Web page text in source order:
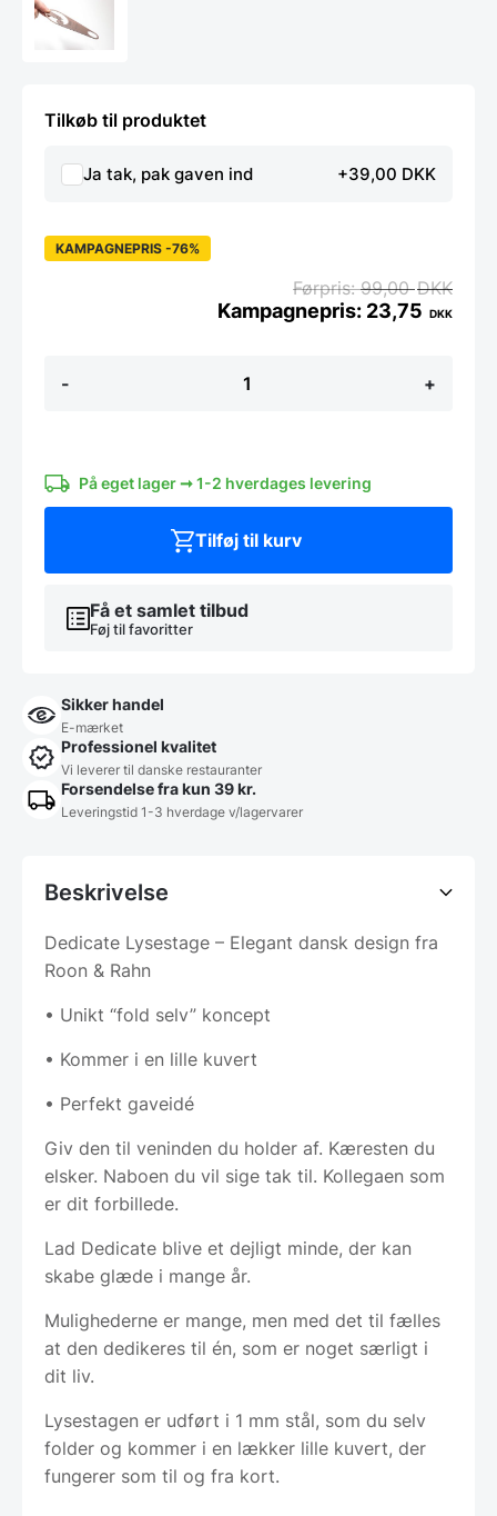
Tilkøb til produktet
Ja tak, pak gaven ind +39,00 DKK
-
lysestage
+
KAMPAGNEPRIS -76%
99,00DKK
23,75 DKK
På eget lager ➞ 1-2 hverdages levering
Få et samlet tilbud
Føj til favoritter
Tilføj til kurv
Sikker handel
E-mærket
Professionel kvalitet
Vi leverer til danske restauranter
Forsendelse fra kun 39 kr.
Leveringstid 1-3 hverdage v/lagervarer
Beskrivelse
Dedicate Lysestage – Elegant dansk design fra
Roon & Rahn
• Unikt “fold selv” koncept
• Kommer i en lille kuvert
• Perfekt gaveidé
Giv den til veninden du holder af. Kæresten du
elsker. Naboen du vil sige tak til. Kollegaen som
er dit forbillede.
Lad Dedicate blive et dejligt minde, der kan
skabe glæde i mange år.
Mulighederne er mange, men med det til fælles
at den dedikeres til én, som er noget særligt i
dit liv.
Lysestagen er udført i 1 mm stål, som du selv
folder og kommer i en lækker lille kuvert, der
fungerer som til og fra kort.